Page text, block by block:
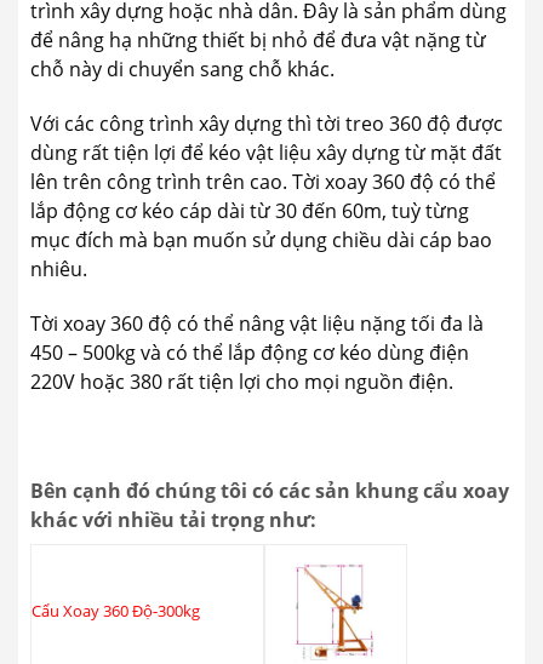
trình xây dựng hoặc nhà dân. Đây là sản phẩm dùng
để nâng hạ những thiết bị nhỏ để đưa vật nặng từ
chỗ này di chuyển sang chỗ khác.
Với các công trình xây dựng thì tời treo 360 độ được
dùng rất tiện lợi để kéo vật liệu xây dựng từ mặt đất
lên trên công trình trên cao. Tời xoay 360 độ có thể
lắp động cơ kéo cáp dài từ 30 đến 60m, tuỳ từng
mục đích mà bạn muốn sử dụng chiều dài cáp bao
nhiêu.
Tời xoay 360 độ có thể nâng vật liệu nặng tối đa là
450 – 500kg và có thể lắp động cơ kéo dùng điện
220V hoặc 380 rất tiện lợi cho mọi nguồn điện.
Bên cạnh đó chúng tôi có các sản khung cẩu xoay
khác với nhiều tải trọng như:
Cẩu Xoay 360 Độ-300kg